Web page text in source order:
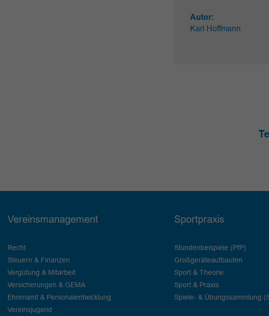
Autor:
Karl Hoffmann
Vereinsmanagement
Recht
Steuern & Finanzen
Vergütung & Mitarbeit
Versicherungen & GEMA
Ehrenamt & Personalentwicklung
Vereinsjugend
Sportpraxis
Stundenbeispiele (PfP)
Großgeräteaufbauten
Sport & Theorie
Sport & Praxis
Spiele- & Übungssammlung